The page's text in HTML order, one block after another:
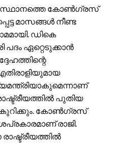
കോൺഗ്രസ്
മാസങ്ങൾ നീണ്ട
ഡികെ
പദം ഏറ്റെടുക്കാൻ
പുതിയ
കോൺഗ്രസ്
രാജി.